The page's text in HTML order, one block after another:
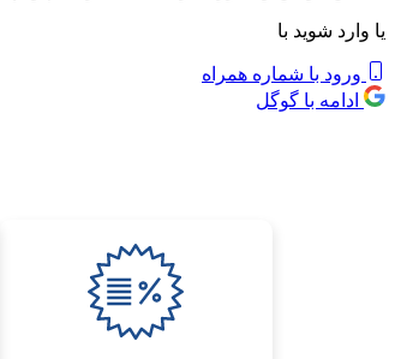
یا وارد شوید با
ورود با شماره همراه
ادامه با گوگل